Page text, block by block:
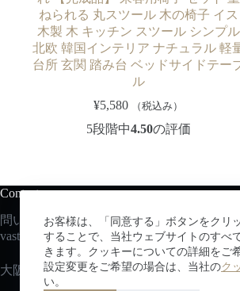
お客様は、「同意する」ボタンをクリ
することで、当社ウェブサイトのすべ
きます。クッキーについての詳細をご
設定変更をご希望の場合は、当社のク
い。
ねられる 丸スツール 木の椅子 イス
木製 木 キッチン スツール シンプル
北欧 韓国インテリア ナチュラル 軽
台所 玄関 踏み台 ベッドサイドテー
ル
¥5,580 （税込み）
5段階中4.50の評価
Contact us
問い合わせはこちらから：
vastec
@vastsky.co.jp
大阪府吹田市広芝町３−２９エッグビル第